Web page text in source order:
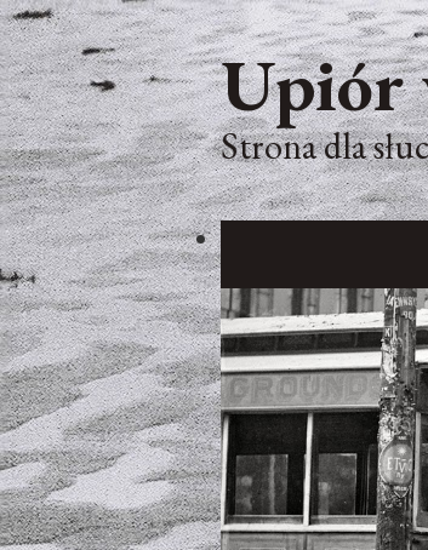
Upiór
Strona dla